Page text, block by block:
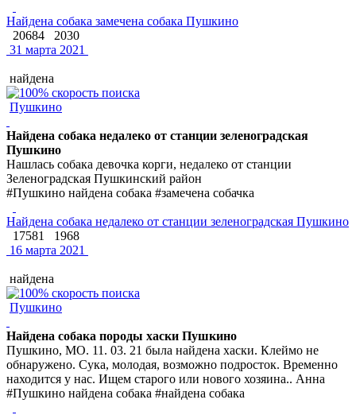
Найдена собака замечена собака Пушкино
20684
2030
31 марта 2021
найдена
Пушкино
Найдена собака недалеко от станции зеленоградская
Пушкино
Нашлась собака девочка корги, недалеко от станции
Зеленоградская Пушкинский район
#Пушкино найдена собака #замечена собачка
Найдена собака недалеко от станции зеленоградская Пушкино
17581
1968
16 марта 2021
найдена
Пушкино
Найдена собака породы хаски Пушкино
Пушкино, МО. 11. 03. 21 была найдена хаски. Клеймо не
обнаружено. Сука, молодая, возможно подросток. Временно
находится у нас. Ищем старого или нового хозяина.. Анна
#Пушкино найдена собака #найдена собака